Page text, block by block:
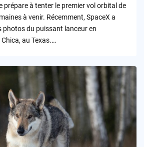
prépare à tenter le premier vol orbital de
à venir. Récemment, SpaceX a
photos du puissant lanceur en
au Texas.…